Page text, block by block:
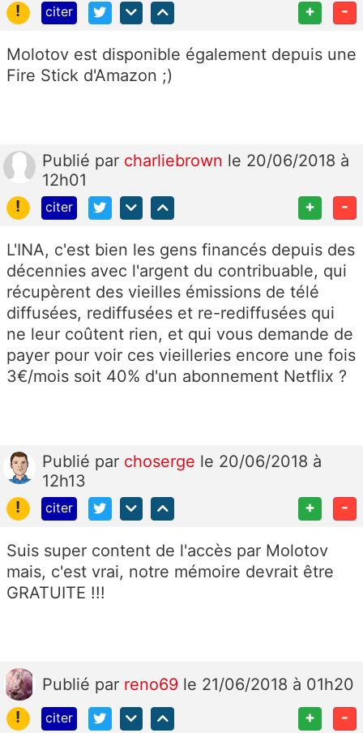
!
citer + -
Molotov est disponible également depuis une
Fire Stick d'Amazon ;)
Publié par charliebrown le 20/06/2018 à
12h01
!
citer + -
L'INA, c'est bien les gens financés depuis des
décennies avec l'argent du contribuable, qui
récupèrent des vieilles émissions de télé
diffusées, rediffusées et re-rediffusées qui
ne leur coûtent rien, et qui vous demande de
payer pour voir ces vieilleries encore une fois
3€/mois soit 40% d'un abonnement Netflix ?
Publié par choserge le 20/06/2018 à
12h13
!
citer + -
Suis super content de l'accès par Molotov
mais, c'est vrai, notre mémoire devrait être
GRATUITE !!!
Publié par reno69 le 21/06/2018 à 01h20
!
citer + -